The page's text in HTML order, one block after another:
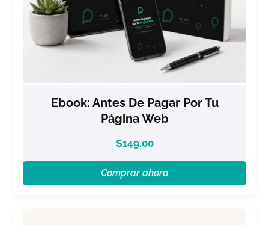
Ebook: Antes De Pagar Por Tu
Página Web
$149.00
Comprar ahora